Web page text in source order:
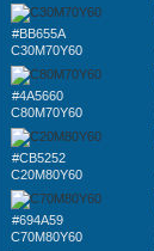
#BB655A
C30M70Y60
#4A5660
C80M70Y60
#CB5252
C20M80Y60
#694A59
C70M80Y60